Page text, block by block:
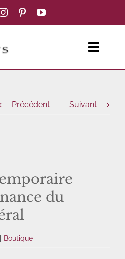
Précédent Suivant
du
Boutique